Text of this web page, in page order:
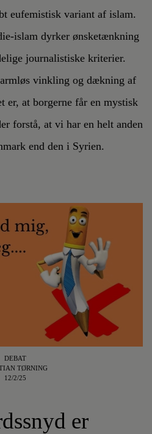
eufemistisk variant af islam.
islam dyrker ønsketænkning
journalistiske kriterier.
vinkling og dækning af
er, at borgerne får en mystisk
forstå, at vi har en helt anden
end den i Syrien.
DEBAT
TØRNING
12/2/25
er